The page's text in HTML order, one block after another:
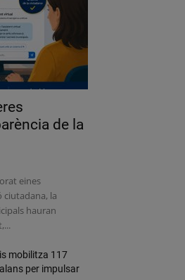
de la
eines
ciutadana, la
hauran
mobilitza 117
per impulsar